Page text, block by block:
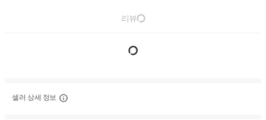
리뷰
셀러 상세 정보